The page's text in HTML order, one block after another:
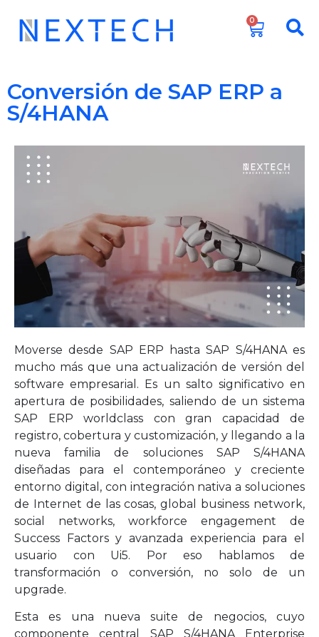
0
Conversión de SAP ERP a
S/4HANA
Moverse desde SAP ERP hasta SAP S/4HANA es
mucho más que una actualización de versión del
software empresarial. Es un salto significativo en
apertura de posibilidades, saliendo de un sistema
SAP ERP worldclass con gran capacidad de
registro, cobertura y customización, y llegando a la
nueva familia de soluciones SAP S/4HANA
diseñadas para el contemporáneo y creciente
entorno digital, con integración nativa a soluciones
de Internet de las cosas, global business network,
social networks, workforce engagement de
Success Factors y avanzada experiencia para el
usuario con Ui5. Por eso hablamos de
transformación o conversión, no solo de un
upgrade.
Esta es una nueva suite de negocios, cuyo
componente central SAP S/4HANA Enterprise